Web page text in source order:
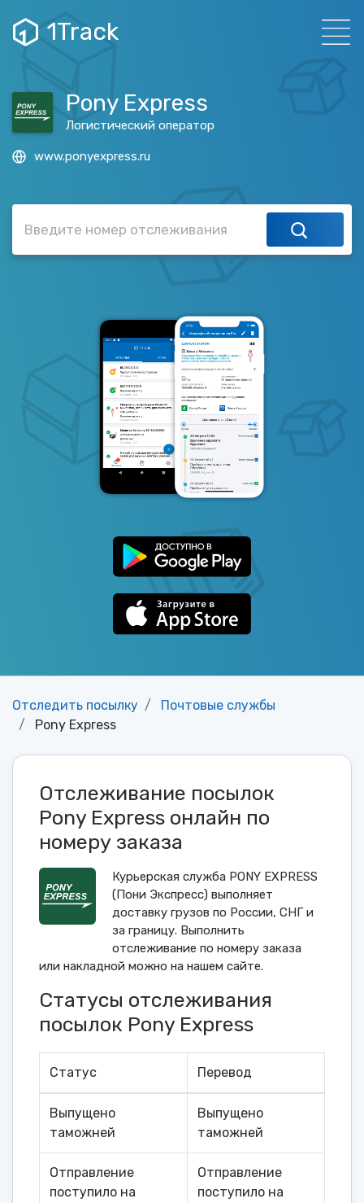
1Track
Pony Express
Логистический оператор
www.ponyexpress.ru
Отследить посылку
Почтовые службы
Pony Express
Отслеживание посылок
Pony Express онлайн по
номеру заказа
Курьерская служба PONY EXPRESS
(Пони Экспресс) выполняет
доставку грузов по России, СНГ и
за границу. Выполнить
отслеживание по номеру заказа
или накладной можно на нашем сайте.
Статусы отслеживания
посылок Pony Express
Статус Перевод
Выпущено
таможней
Выпущено
таможней
Отправление
поступило на
Отправление
поступило на